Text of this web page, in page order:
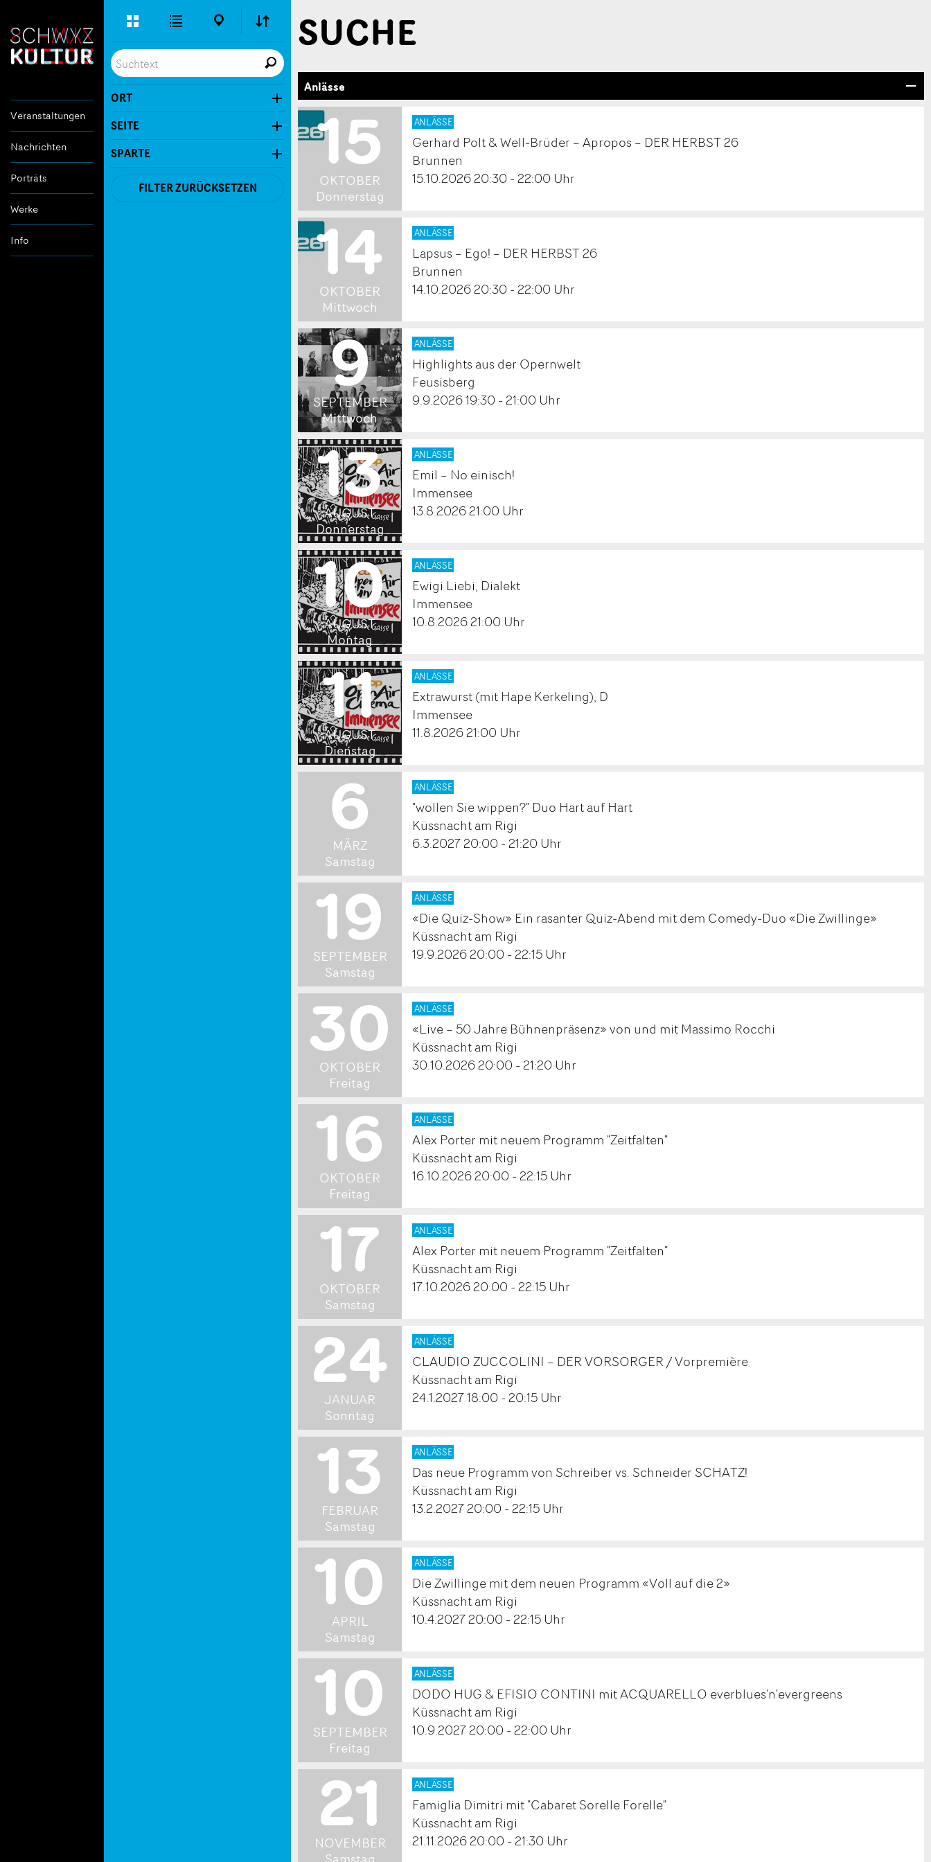
Veranstaltungen
Nachrichten
Porträts
Werke
Info
Erweitere
Ansicht
Listen-
Ansicht
Karten-
Ansicht
Ort
Seite
Live
Suche
ORT
In der Nähe
SEITE
SPARTE
FILTER ZURÜCKSETZEN
SUCHE
Anlässe
Donnerstag
15
. OKTOBER
2026ANLÄSSE
Gerhard Polt & Well-Brüder – Apropos – DER HERBST 26
Brunnen
15.10.2026 20:30 - 22:00 Uhr
Mittwoch
14
. OKTOBER
2026ANLÄSSE
Lapsus – Ego! – DER HERBST 26
Brunnen
14.10.2026 20:30 - 22:00 Uhr
Mittwoch
9
.SEPTEMBER
2026ANLÄSSE
Highlights aus der Opernwelt
Feusisberg
9.9.2026 19:30 - 21:00 Uhr
Donnerstag
13
. AUGUST
2026ANLÄSSE
Emil – No einisch!
Immensee
13.8.2026 21:00 Uhr
Montag
10
. AUGUST
2026ANLÄSSE
Ewigi Liebi, Dialekt
Immensee
10.8.2026 21:00 Uhr
Dienstag
11
. AUGUST
2026ANLÄSSE
Extrawurst (mit Hape Kerkeling), D
Immensee
11.8.2026 21:00 Uhr
Samstag
6
. MÄRZ
2027ANLÄSSE
"wollen Sie wippen?" Duo Hart auf Hart
Küssnacht am Rigi
6.3.2027 20:00 - 21:20 Uhr
Samstag
19
.SEPTEMBER
2026ANLÄSSE
«Die Quiz-Show» Ein rasanter Quiz-Abend mit dem Comedy-Duo «Die Zwillinge»
Küssnacht am Rigi
19.9.2026 20:00 - 22:15 Uhr
Freitag
30
. OKTOBER
2026ANLÄSSE
«Live – 50 Jahre Bühnenpräsenz» von und mit Massimo Rocchi
Küssnacht am Rigi
30.10.2026 20:00 - 21:20 Uhr
Freitag
16
. OKTOBER
2026ANLÄSSE
Alex Porter mit neuem Programm "Zeitfalten"
Küssnacht am Rigi
16.10.2026 20:00 - 22:15 Uhr
Samstag
17
. OKTOBER
2026ANLÄSSE
Alex Porter mit neuem Programm "Zeitfalten"
Küssnacht am Rigi
17.10.2026 20:00 - 22:15 Uhr
Sonntag
24
. JANUAR
2027ANLÄSSE
CLAUDIO ZUCCOLINI – DER VORSORGER / Vorpremière
Küssnacht am Rigi
24.1.2027 18:00 - 20:15 Uhr
Samstag
13
. FEBRUAR
2027ANLÄSSE
Das neue Programm von Schreiber vs. Schneider SCHATZ!
Küssnacht am Rigi
13.2.2027 20:00 - 22:15 Uhr
Samstag
10
. APRIL
2027ANLÄSSE
Die Zwillinge mit dem neuen Programm «Voll auf die 2»
Küssnacht am Rigi
10.4.2027 20:00 - 22:15 Uhr
Freitag
10
.SEPTEMBER
2027ANLÄSSE
DODO HUG & EFISIO CONTINI mit ACQUARELLO everblues'n'evergreens
Küssnacht am Rigi
10.9.2027 20:00 - 22:00 Uhr
Samstag
21
NOVEMBER
2026ANLÄSSE
Famiglia Dimitri mit "Cabaret Sorelle Forelle"
Küssnacht am Rigi
21.11.2026 20:00 - 21:30 Uhr